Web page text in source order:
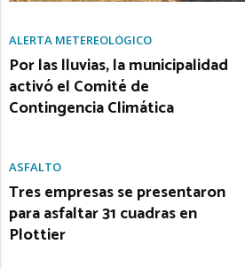
ALERTA METEREOLÓGICO
Por las lluvias, la municipalidad
activó el Comité de
Contingencia Climática
ASFALTO
Tres empresas se presentaron
para asfaltar 31 cuadras en
Plottier